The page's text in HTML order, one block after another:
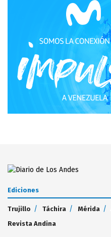
Ediciones
Trujillo Táchira Mérida
Revista Andina